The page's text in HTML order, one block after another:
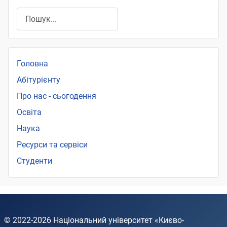
Головна
Абітурієнту
Про нас - сьогодення
Освіта
Наука
Ресурси та сервіси
Студенти
© 2022-2026 Національний університет «Києво-